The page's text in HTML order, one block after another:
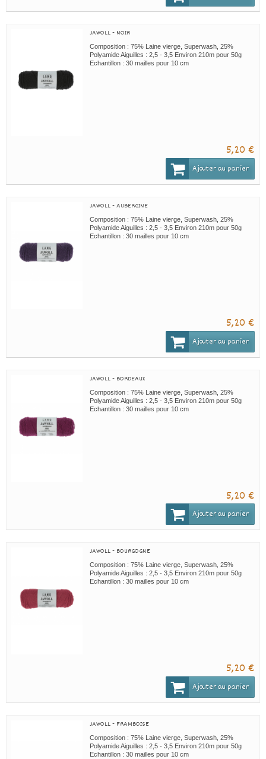
JAWOLL - NOIR
Composition : 75% Laine vierge, Superwash, 25%
Polyamide Aiguilles : 2,5 - 3,5 Environ 210m pour 50g
Echantillon : 30 mailles pour 10 cm
5,20 €
Ajouter au panier
JAWOLL - AUBERGINE
Composition : 75% Laine vierge, Superwash, 25%
Polyamide Aiguilles : 2,5 - 3,5 Environ 210m pour 50g
Echantillon : 30 mailles pour 10 cm
5,20 €
Ajouter au panier
JAWOLL - BORDEAUX
Composition : 75% Laine vierge, Superwash, 25%
Polyamide Aiguilles : 2,5 - 3,5 Environ 210m pour 50g
Echantillon : 30 mailles pour 10 cm
5,20 €
Ajouter au panier
JAWOLL - BOURGOGNE
Composition : 75% Laine vierge, Superwash, 25%
Polyamide Aiguilles : 2,5 - 3,5 Environ 210m pour 50g
Echantillon : 30 mailles pour 10 cm
5,20 €
Ajouter au panier
JAWOLL - FRAMBOISE
Composition : 75% Laine vierge, Superwash, 25%
Polyamide Aiguilles : 2,5 - 3,5 Environ 210m pour 50g
Echantillon : 30 mailles pour 10 cm